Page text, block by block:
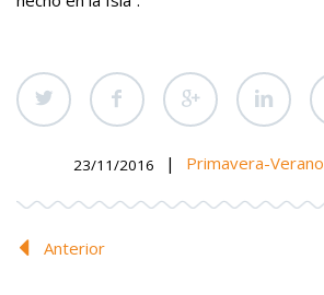
23/11/2016 | Primavera-Verano
Anterior